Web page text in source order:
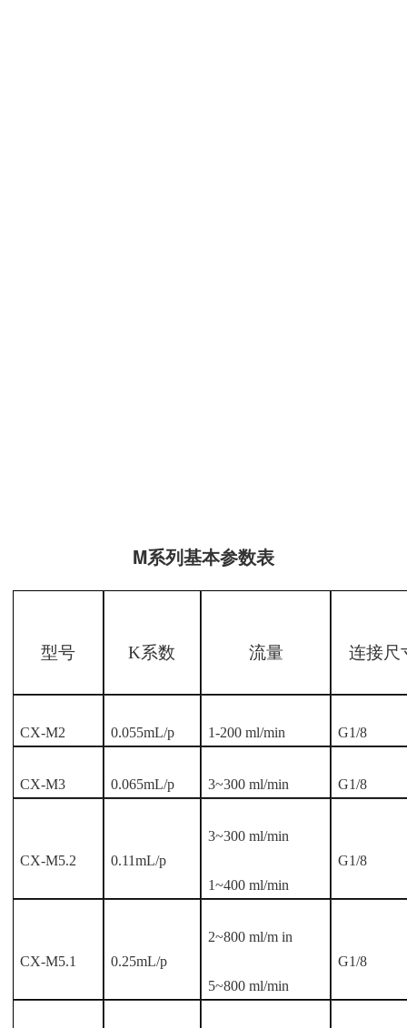
M系列基本参数表
型号 K系数 流量 连接尺
CX-M2 0.055mL/p 1-200 ml/min G1/8
CX-M3 0.065mL/p 3~300 ml/min G1/8
CX-M5.2 0.11mL/p
3~300 ml/min
1~400 ml/min
G1/8
CX-M5.1 0.25mL/p
2~800 ml/m in
5~800 ml/min
G1/8